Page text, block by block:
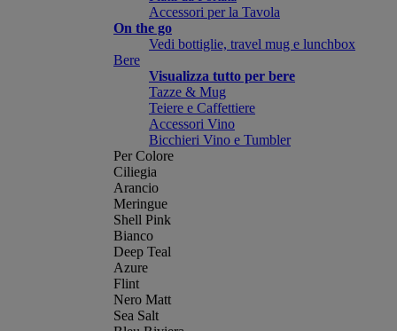
Accessori per la Tavola
On the go
Vedi bottiglie, travel mug e lunchbox
Bere
Visualizza tutto per bere
Tazze & Mug
Teiere e Caffettiere
Accessori Vino
Bicchieri Vino e Tumbler
Per Colore
Ciliegia
Arancio
Meringue
Shell Pink
Bianco
Deep Teal
Azure
Flint
Nero Matt
Sea Salt